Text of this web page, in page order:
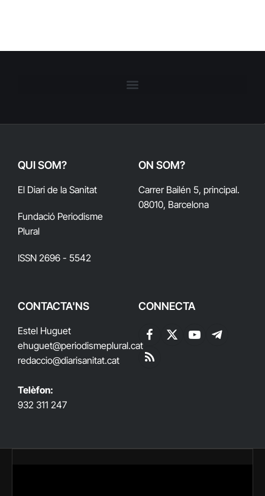
QUI SOM?
El Diari de la Sanitat
Fundació Periodisme
Plural
ISSN 2696 - 5542
ON SOM?
Carrer Bailén 5, principal.
08010, Barcelona
CONTACTA'NS
Estel Huguet
ehuguet@periodismeplural.cat
redaccio@diarisanitat.cat
Telèfon:
932 311 247
CONNECTA
Facebook
X
YouTubeTelegram
RSS